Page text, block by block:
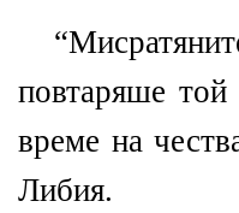
повтаряше
време на
Либия.